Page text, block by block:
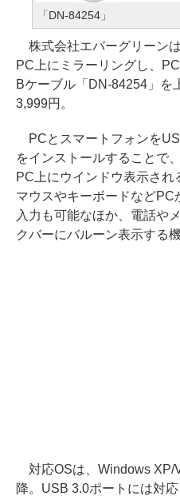
「DN-84254」
株式会社エバーグリーン
PC上にミラーリングし、
Bケーブル「DN-84254」を
3,999円。
PCとスマートフォンを
をインストールすることで
PC上にウインドウ表示され
マウスやキーボードなど
入力も可能なほか、電話や
クバーにバルーン表示する
対応OSは、Windows XP/
降。USB 3.0ポートには対